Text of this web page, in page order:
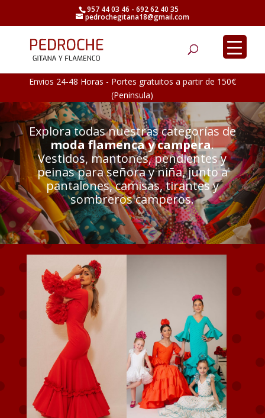
957 44 03 46 - 692 62 40 35
pedrochegitana18@gmail.com
Envios 24-48 Horas - Portes gratuitos a partir de 150€
(Peninsula)
Explora todas nuestras categorías de
moda flamenca y campera.
Vestidos, mantones, pendientes y
peinas para señora y niña, junto a
pantalones, camisas, tirantes y
sombreros camperos.